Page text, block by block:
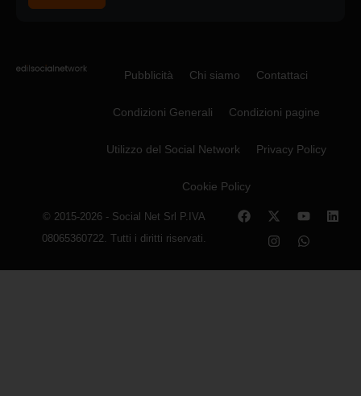
Pubblicità Chi siamo Contattaci
Condizioni Generali Condizioni pagine
Utilizzo del Social Network Privacy Policy
Cookie Policy
© 2015-2026 - Social Net Srl P.IVA
08065360722. Tutti i diritti riservati.